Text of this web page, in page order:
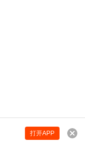
打开APP